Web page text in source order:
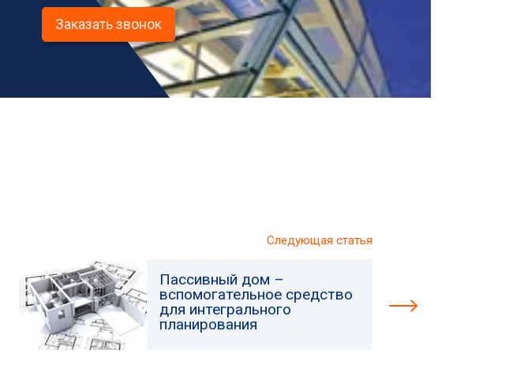
Заказать звонок
Следующая статья
Пассивный дом –
вспомогательное средство
для интегрального
планирования